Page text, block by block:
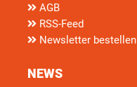
AGB
RSS-Feed
Newsletter bestellen
NEWS